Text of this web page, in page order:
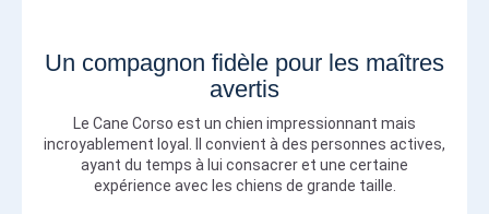
Un compagnon fidèle pour les maîtres
avertis
Le Cane Corso est un chien impressionnant mais
incroyablement loyal. Il convient à des personnes actives,
ayant du temps à lui consacrer et une certaine
expérience avec les chiens de grande taille.